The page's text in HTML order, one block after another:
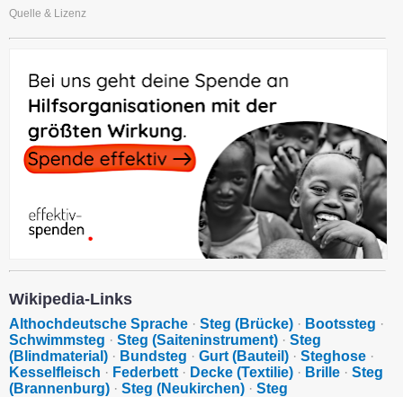
Quelle & Lizenz
Wikipedia-Links
Althochdeutsche Sprache · Steg (Brücke) · Bootssteg ·
Schwimmsteg · Steg (Saiteninstrument) · Steg
(Blindmaterial) · Bundsteg · Gurt (Bauteil) · Steghose ·
Kesselfleisch · Federbett · Decke (Textilie) · Brille · Steg
(Brannenburg) · Steg (Neukirchen) · Steg